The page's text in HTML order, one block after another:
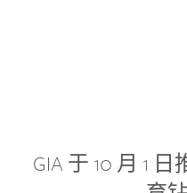
GIA 于 10 月 1